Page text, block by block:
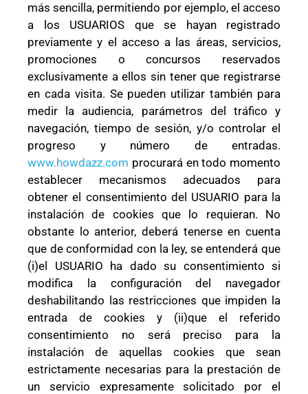
más sencilla, permitiendo por ejemplo, el acceso
a los USUARIOS que se hayan registrado
previamente y el acceso a las áreas, servicios,
promociones o concursos reservados
exclusivamente a ellos sin tener que registrarse
en cada visita. Se pueden utilizar también para
medir la audiencia, parámetros del tráfico y
navegación, tiempo de sesión, y/o controlar el
progreso y número de entradas.
www.howdazz.com procurará en todo momento
establecer mecanismos adecuados para
obtener el consentimiento del USUARIO para la
instalación de cookies que lo requieran. No
obstante lo anterior, deberá tenerse en cuenta
que de conformidad con la ley, se entenderá que
(i)el USUARIO ha dado su consentimiento si
modifica la configuración del navegador
deshabilitando las restricciones que impiden la
entrada de cookies y (ii)que el referido
consentimiento no será preciso para la
instalación de aquellas cookies que sean
estrictamente necesarias para la prestación de
un servicio expresamente solicitado por el